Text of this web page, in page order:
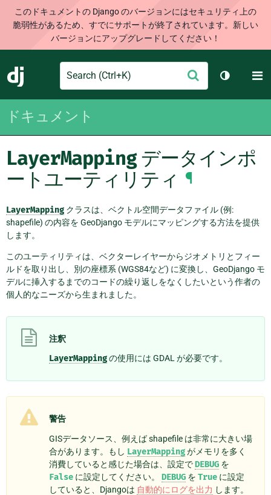
このドキュメントの Django のバージョンにはセキュリティ上の
脆弱性があるため、すでにサポートが終了されています。新しい
バージョンにアップグレードしてください！
Django
Search
信
テーマを
ドキュメント
LayerMappingデータインポ
ートユーティリティ ¶
LayerMapping クラスは、ベクトル空間データファイル (例:
shapefile) の内容を GeoDjango モデルにマッピングする方法を提供
します。
このユーティリティは、ベクターレイヤーからジオメトリとフィー
ルドを取り出し、別の座標系 (WGS84など) に変換し、GeoDjango モ
デルに挿入するまでのコードの繰り返しをなくしたいという作者の
個人的なニーズから生まれました。
注釈
LayerMappingの使用には GDAL が必要です。
警告
GISデータソース、例えば shapefile は非常に大きい場
合があります。もし LayerMappingがメモリを多く
消費していると感じた場合は、設定でDEBUG を
False に設定してください。 DEBUG を True に設定
していると、Djangoは 自動的にログを出力 します。